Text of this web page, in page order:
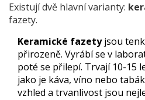
Existují dvě hlavní varianty:
fazety.
Keramické fazetyjsou
přirozeně. Vyrábí se v
poté se přilepí. Trvají 10-15
jako je káva, víno nebo
vzhled a trvanlivost jsou